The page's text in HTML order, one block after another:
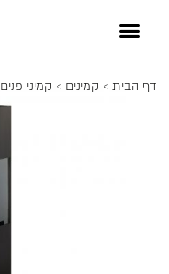
דף הבית > קמינים > קמיני פנים